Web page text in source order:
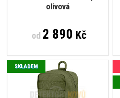
olivová
od2 890 Kč
SKLADEM